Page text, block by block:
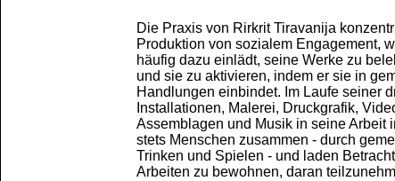
Die Praxis von Rirkrit Tiravanija
Produktion von sozialem Engagement,
häufig dazu einlädt, seine Werke zu
und sie zu aktivieren, indem er sie in
Handlungen einbindet. Im Laufe seiner
Installationen, Malerei, Druckgrafik,
Assemblagen und Musik in seine Arbeit
stets Menschen zusammen - durch
Trinken und Spielen - und laden
Arbeiten zu bewohnen, daran